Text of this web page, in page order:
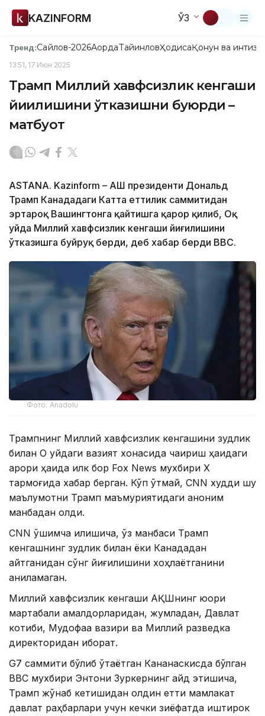
KAZINFORM ЎЗ
Тренд:Сайлов-2026АқордаТайинловҲодисаҚонун ва
13:51, 17 Июн 2025
Трамп Миллий хавфсизлик кенгаши
йиғилишини ўтказишни буюрди –
матбуот
ASTANA. Kazinform – АҚШ президенти Дональд
Трамп Канададаги Катта еттилик саммитидан
эртароқ Вашингтонга қайтишга қарор қилиб, Оқ
уйда Миллий хавфсизлик кенгаши йиғилишини
ўтказишга буйруқ берди, деб хабар берди BBC.
Фото: Anadolu
Трампнинг Миллий хавфсизлик кенгашини зудлик
билан Оқ уйдаги вазият хонасида чақириш ҳақидаги
қарори ҳақида илк бор Fox News мухбири Х
тармоғида хабар берган. Кўп ўтмай, CNN худди шу
маълумотни Трамп маъмуриятидаги аноним
манбадан олди.
CNN қўшимча қилишича, ўз манбаси Трамп
кенгашнинг зудлик билан ёки Канададан
қайтганидан сўнг йиғилишини хоҳлаётганини
аниқламаган.
Миллий хавфсизлик кенгаши АҚШнинг юқори
мартабали амалдорларидан, жумладан, Давлат
котиби, Мудофаа вазири ва Миллий разведка
директоридан иборат.
G7 саммити бўлиб ўтаётган Кананаскисда бўлган
BBC мухбири Энтони Зуркернинг қайд этишича,
Трамп жўнаб кетишидан олдин етти мамлакат
давлат раҳбарлари учун кечки зиёфатда иштирок